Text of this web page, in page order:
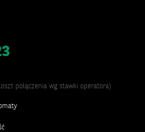
połączenia wg stawki operatora)